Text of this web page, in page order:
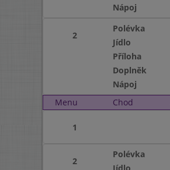
Nápoj
2
Polévka
Jídlo
Příloha
Doplněk
Nápoj
Menu
Chod
1
2
Polévka